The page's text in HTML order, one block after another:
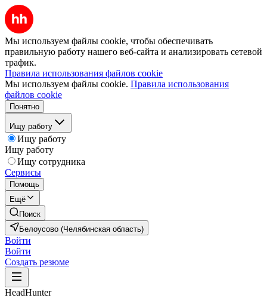
Мы используем файлы cookie, чтобы обеспечивать
правильную работу нашего веб-сайта и анализировать сетевой
трафик.
Правила использования файлов cookie
Мы используем файлы cookie. Правила использования
файлов cookie
Понятно
Ищу работу
Ищу работу
Ищу работу
Ищу сотрудника
Сервисы
Помощь
Ещё
Поиск
Белоусово (Челябинская область)
Войти
Войти
Создать резюме
HeadHunter